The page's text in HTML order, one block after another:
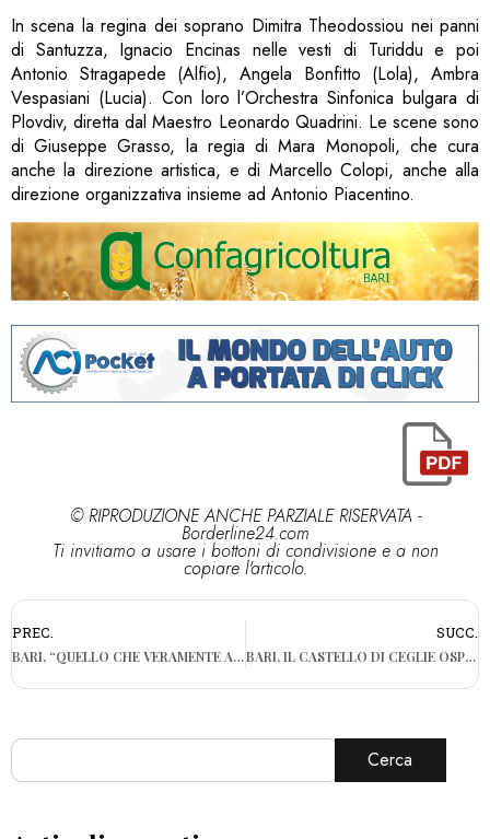
In scena la regina dei soprano Dimitra Theodossiou nei panni
di Santuzza, Ignacio Encinas nelle vesti di Turiddu e poi
Antonio Stragapede (Alfio), Angela Bonfitto (Lola), Ambra
Vespasiani (Lucia). Con loro l’Orchestra Sinfonica bulgara di
Plovdiv, diretta dal Maestro Leonardo Quadrini. Le scene sono
di Giuseppe Grasso, la regia di Mara Monopoli, che cura
anche la direzione artistica, e di Marcello Colopi, anche alla
direzione organizzativa insieme ad Antonio Piacentino.
© RIPRODUZIONE ANCHE PARZIALE RISERVATA -
Borderline24.com
Ti invitiamo a usare i bottoni di condivisione e a non
copiare l'articolo.
PREC.
BARI, “QUELLO CHE VERAMENTE AMI”: AL KISMET LA RASSEGNA SULLE DISUGUAGLIANZE A CURA DI NICOLA LAGIOIA SULLA VITA COMUNE
SUCC.
BARI, IL CASTELLO DI CEGLIE OSPITA LO SPETTACOLO “HAPPY STEAMDEAD MR KING”
Cerca